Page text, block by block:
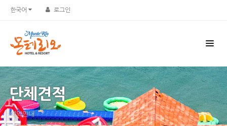
한국어 로그인
단체견적
예약안내
Sketchbook5, 스케치북5